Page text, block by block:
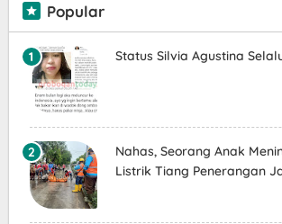
Popular
Status Silvia Agustina
Nahas, Seorang Anak
Listrik Tiang Penerangan